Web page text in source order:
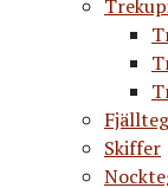
Skiffer